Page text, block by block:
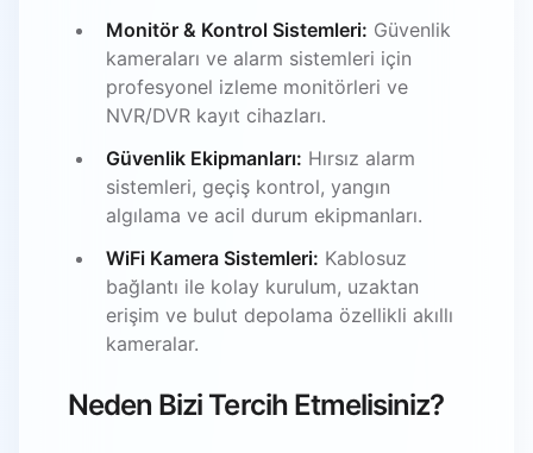
Monitör & Kontrol Sistemleri: Güvenlik
kameraları ve alarm sistemleri için
profesyonel izleme monitörleri ve
NVR/DVR kayıt cihazları.
Güvenlik Ekipmanları: Hırsız alarm
sistemleri, geçiş kontrol, yangın
algılama ve acil durum ekipmanları.
WiFi Kamera Sistemleri: Kablosuz
bağlantı ile kolay kurulum, uzaktan
erişim ve bulut depolama özellikli akıllı
kameralar.
Neden Bizi Tercih Etmelisiniz?